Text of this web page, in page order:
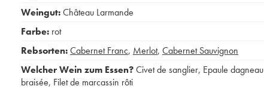
Weingut:Château Larmande
Farbe: rot
Rebsorten:Cabernet Franc, Merlot, Cabernet Sauvignon
Welcher Wein zum Essen?Civet de sanglier, Epaule dagneau
braisée, Filet de marcassin rôti